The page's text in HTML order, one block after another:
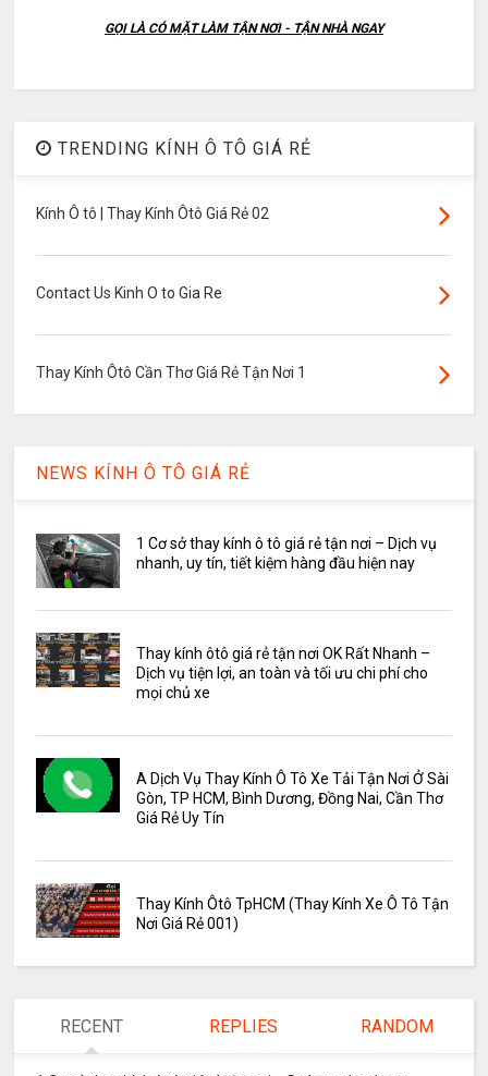
GỌI LÀ CÓ MẶT LÀM TẬN NƠI - TẬN NHÀ NGAY
TRENDING KÍNH Ô TÔ GIÁ RẺ
Kính Ô tô | Thay Kính Ôtô Giá Rẻ 02
Contact Us Kinh O to Gia Re
Thay Kính Ôtô Cần Thơ Giá Rẻ Tận Nơi 1
NEWS KÍNH Ô TÔ GIÁ RẺ
1 Cơ sở thay kính ô tô giá rẻ tận nơi – Dịch vụ
nhanh, uy tín, tiết kiệm hàng đầu hiện nay
Thay kính ôtô giá rẻ tận nơi OK Rất Nhanh –
Dịch vụ tiện lợi, an toàn và tối ưu chi phí cho
mọi chủ xe
A Dịch Vụ Thay Kính Ô Tô Xe Tải Tận Nơi Ở Sài
Gòn, TP HCM, Bình Dương, Đồng Nai, Cần Thơ
Giá Rẻ Uy Tín
Thay Kính Ôtô TpHCM (Thay Kính Xe Ô Tô Tận
Nơi Giá Rẻ 001)
RECENT REPLIES RANDOM